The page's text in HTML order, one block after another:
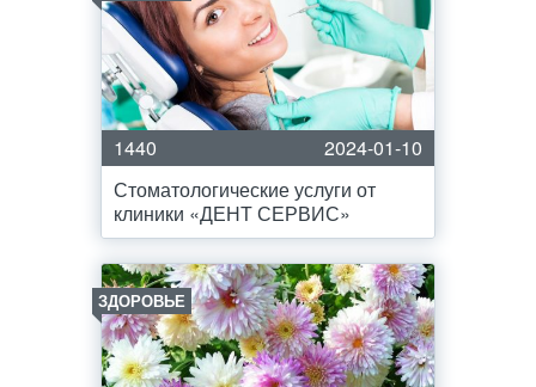
1440
2024-01-10
Стоматологические услуги от
клиники «ДЕНТ СЕРВИС»
ЗДОРОВЬЕ